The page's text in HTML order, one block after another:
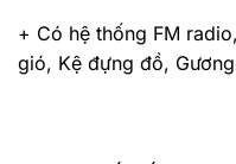
+ Có hệ thống FM
gió, Kệ đựng đồ,